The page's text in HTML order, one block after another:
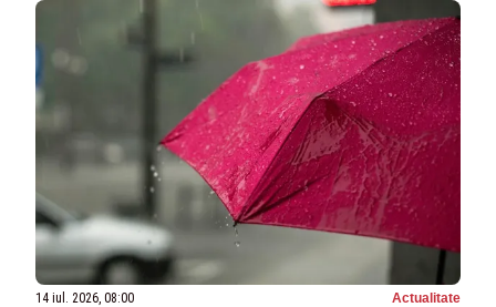
14 iul. 2026, 08:00 Actualitate